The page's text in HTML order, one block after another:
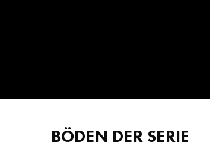
BÖDEN DER SERIE